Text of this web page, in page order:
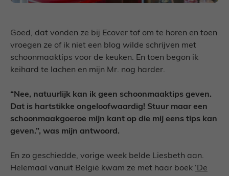
Goed, dat vonden ze bij Ecover tof om te horen en toen
vroegen ze of ik niet een blog wilde schrijven met
schoonmaaktips voor de keuken. En toen begon ik
keihard te lachen en mijn Mr. nog harder.
“Nee, natuurlijk kan ik geen schoonmaaktips geven.
Dat is hartstikke ongeloofwaardig! Stuur maar een
schoonmaakgoeroe mijn kant op die mij eens tips kan
geven.”, was mijn antwoord.
En zo geschiedde, vorige week belde Liesbeth aan.
Helemaal vanuit België kwam ze met haar boek ‘De